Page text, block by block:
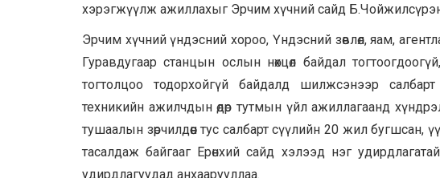
хэрэгжүүлж ажиллахыг Эрчим хүчний сайд
Эрчим хүчний үндэсний хороо, Үндэсний зөвлөл, яам,
Гуравдугаар станцын ослын нөхцөл байдал
тогтолцоо тодорхойгүй байдалд шилжсэнээр
техникийн ажилчдын өдөр тутмын үйл ажиллагаанд
тушаалын зөрчилдөөн тус салбарт сүүлийн 20 жил
тасалдаж байгааг Ерөнхий сайд хэлээд нэг
удирдлагуудад анхаарууллаа.